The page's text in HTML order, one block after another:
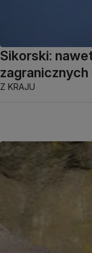
Sikorski:
Z KRAJU